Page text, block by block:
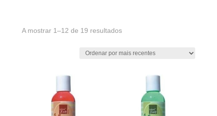
A mostrar 1–12 de 19 resultadosOrdenado
por
recentes